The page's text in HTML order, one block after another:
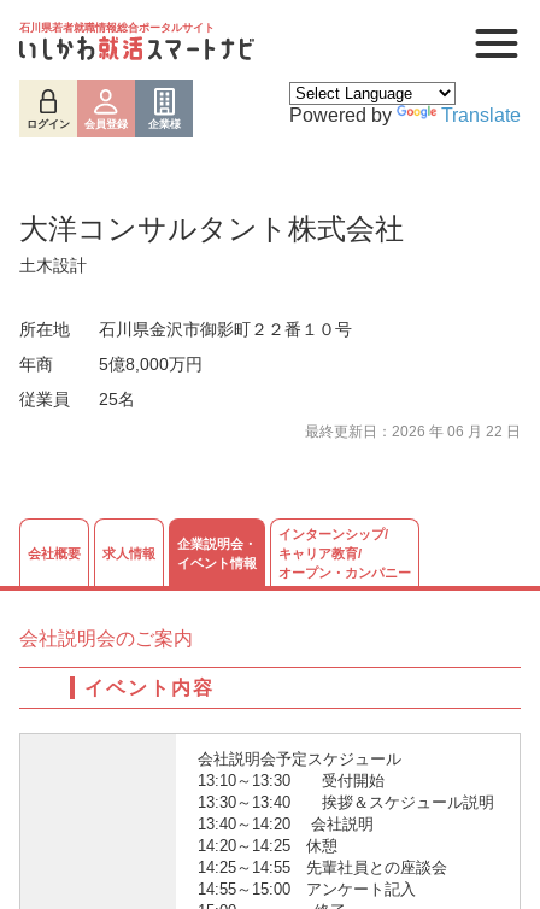
石川県若者就職情報総合ポータルサイト
ログイン 会員登録 企業様 Powered by Translate
大洋コンサルタント株式会社
土木設計
所在地
石川県金沢市御影町２２番１０号
年商
5億8,000万円
従業員
25名
最終更新日：2026 年 06 月 22 日
会社概要 求人情報
企業説明会・
イベント情報
インターンシップ/
キャリア教育/
オープン・カンパニー
会社説明会のご案内
イベント内容
会社説明会予定スケジュール
13:10～13:30 受付開始
13:30～13:40 挨拶＆スケジュール説明
13:40～14:20 会社説明
14:20～14:25 休憩
14:25～14:55 先輩社員との座談会
14:55～15:00 アンケート記入